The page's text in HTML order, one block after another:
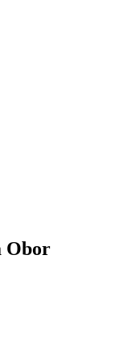
Obor